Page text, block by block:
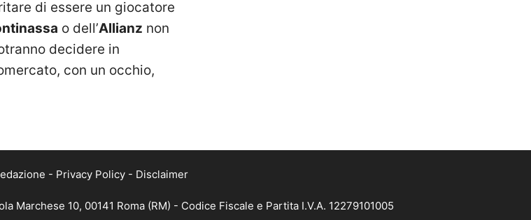
di essere un giocatore
o dell’Allianz non
decidere in
con un occhio,
- Privacy Policy - Disclaimer
Marchese 10, 00141 Roma (RM) - Codice Fiscale e Partita I.V.A. 12279101005